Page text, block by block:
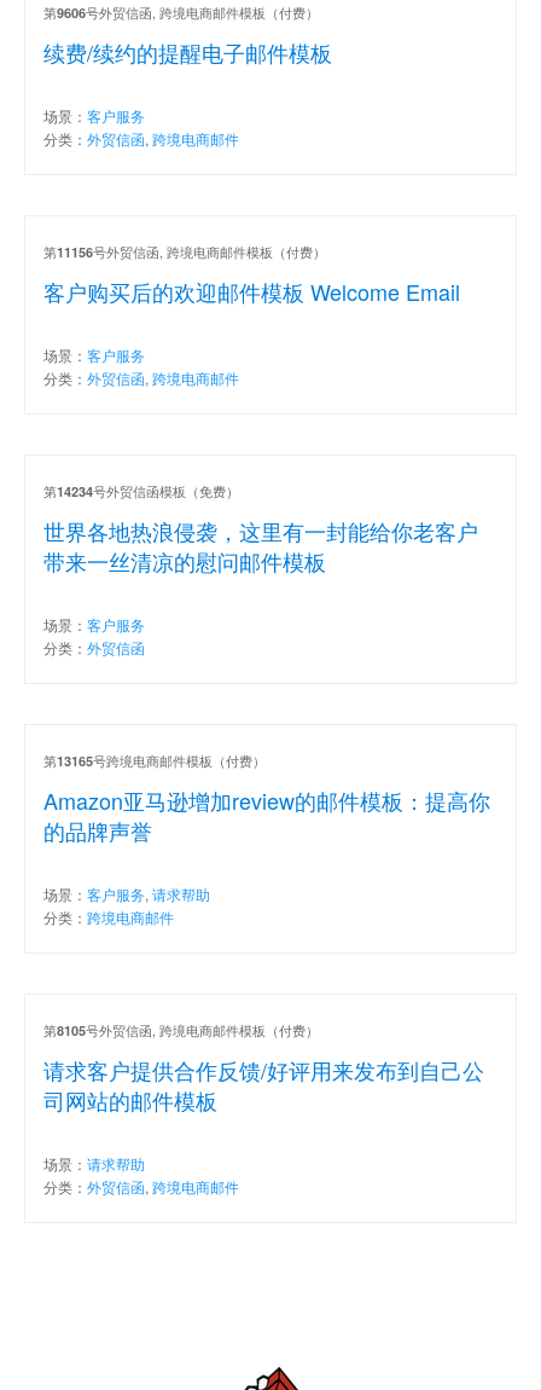
续费/续约的提醒电子邮件模板
第9606号外贸信函, 跨境电商邮件模板（付费）
场景： 客户服务
分类： 外贸信函, 跨境电商邮件
客户购买后的欢迎邮件模板 Welcome Email
第11156号外贸信函, 跨境电商邮件模板（付费）
场景： 客户服务
分类： 外贸信函, 跨境电商邮件
世界各地热浪侵袭，这里有一封能给你老客户
带来一丝清凉的慰问邮件模板
第14234号外贸信函模板（免费）
场景： 客户服务
分类： 外贸信函
Amazon亚马逊增加review的邮件模板：提高你
的品牌声誉
第13165号跨境电商邮件模板（付费）
场景： 客户服务, 请求帮助
分类： 跨境电商邮件
请求客户提供合作反馈/好评用来发布到自己公
司网站的邮件模板
第8105号外贸信函, 跨境电商邮件模板（付费）
场景： 请求帮助
分类： 外贸信函, 跨境电商邮件